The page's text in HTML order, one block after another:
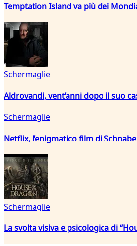
Temptation Island va più dei
Schermaglie
Aldrovandi, vent’anni dopo il suo
Schermaglie
Netflix, l’enigmatico film di
Schermaglie
La svolta visiva e psicologica di